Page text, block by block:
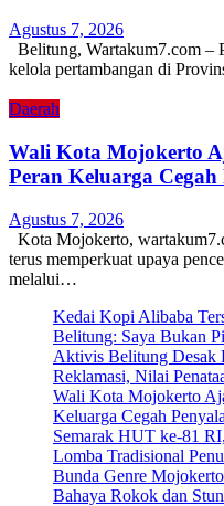
Agustus 7, 2026
Belitung, Wartakum7.com –
kelola pertambangan di
Daerah
Wali Kota Mojokerto
Peran Keluarga
Agustus 7, 2026
Kota Mojokerto,
terus memperkuat upaya
melalui…
Kedai Kopi Alibaba
Belitung: Saya Bukan
Aktivis Belitung Desak
Reklamasi, Nilai
Wali Kota Mojokerto
Keluarga Cegah
Semarak HUT ke-81
Lomba Tradisional
Bunda Genre
Bahaya Rokok dan